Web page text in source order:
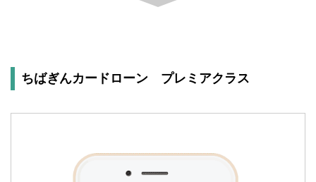
ちばぎんカードローン プレミアクラス